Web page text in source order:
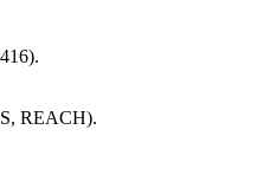
, REACH).